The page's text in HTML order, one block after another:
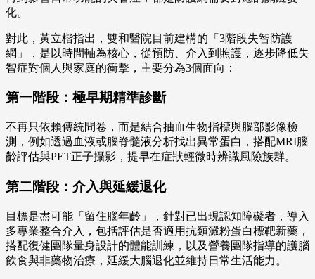
化。
對此，黃立楷指出，雙和醫院目前建構的「3階段失智防護
網」，是以時間軸為核心，從預防、介入到照護，逐步降低失
智症對個人與家庭的衝擊，主要分為3個面向：
第一階段：極早期精準診斷
不再只依賴傳統問卷，而是結合抽血生物指標與腦部影像檢
測，例如透過血液或腦脊髓液分析找出異常蛋白，搭配MRI腦
齡評估與PET正子攝影，提早在症狀輕微時辨識風險族群。
第二階段：介入與延緩退化
目標是盡可能「留住腦年齡」，針對已出現認知障礙者，導入
多專業整合介入，包括評估是否適用抗類澱粉蛋白標靶新藥，
搭配復健團隊量身設計的體能訓練，以及營養團隊指導的護腦
飲食與非藥物治療，延緩大腦退化並維持日常生活能力。